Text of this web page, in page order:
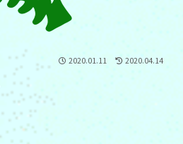
2020.01.11 2020.04.14